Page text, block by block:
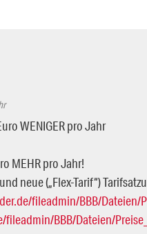
WENIGER pro Jahr
MEHR pro Jahr!
neue („Flex-Tarif“)
fileadmin/BBB/Dateien/
BBB/Dateien/